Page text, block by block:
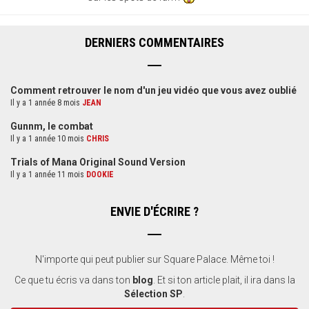
DERNIERS COMMENTAIRES
Comment retrouver le nom d'un jeu vidéo que vous avez oublié
Il y a 1 année 8 mois JEAN
Gunnm, le combat
Il y a 1 année 10 mois CHRIS
Trials of Mana Original Sound Version
Il y a 1 année 11 mois DOOKIE
ENVIE D'ÉCRIRE ?
N'importe qui peut publier sur Square Palace. Même toi !
Ce que tu écris va dans ton blog. Et si ton article plait, il ira dans la
Sélection SP.